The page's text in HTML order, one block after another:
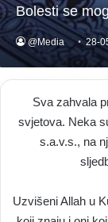
Bolesti se
@Media 28-
Sva zahvala
svjetova. Neka
s.a.v.s., na
Uzvišeni Allah u